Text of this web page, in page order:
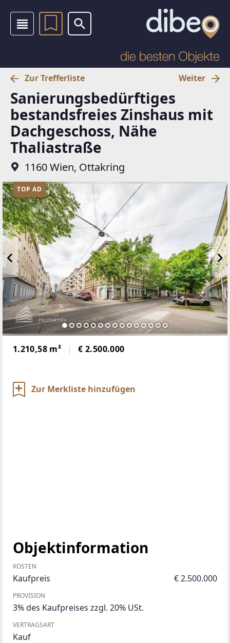
Zur Trefferliste Weiter
Sanierungsbedürftiges
bestandsfreies Zinshaus mit
Dachgeschoss, Nähe
Thaliastraße
1160 Wien, Ottakring
TOP AD
1.210,58 m² € 2.500.000
Zur Merkliste hinzufügen
Objektinformation
KOSTEN
Kaufpreis € 2.500.000
PROVISION
3% des Kaufpreises zzgl. 20% USt.
VERTRAGSART
Kauf